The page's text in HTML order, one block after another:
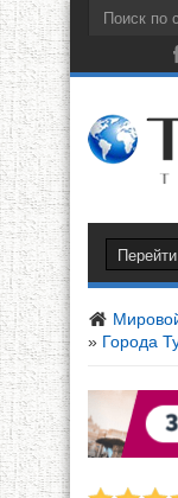
» Города